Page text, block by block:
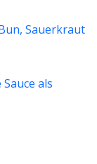
Sauerkraut
als